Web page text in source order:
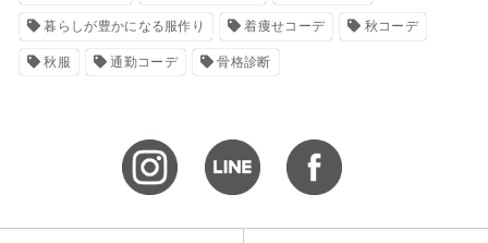
暮らしが豊かになる服作り 着痩せコーデ 秋コーデ
秋服 通勤コーデ 骨格診断